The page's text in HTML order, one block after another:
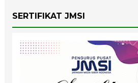
SERTIFIKAT JMSI